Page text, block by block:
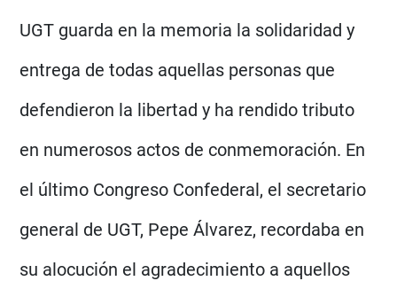
UGT guarda en la memoria la solidaridad y
entrega de todas aquellas personas que
defendieron la libertad y ha rendido tributo
en numerosos actos de conmemoración. En
el último Congreso Confederal, el secretario
general de UGT, Pepe Álvarez, recordaba en
su alocución el agradecimiento a aquellos